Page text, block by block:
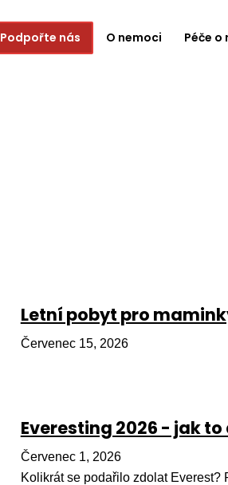
Podpořte nás O nemoci Péče o
Letní pobyt pro
Červenec 15, 2026
Everesting 2026 - jak
Červenec 1, 2026
Kolikrát se podařilo zdolat Everest?